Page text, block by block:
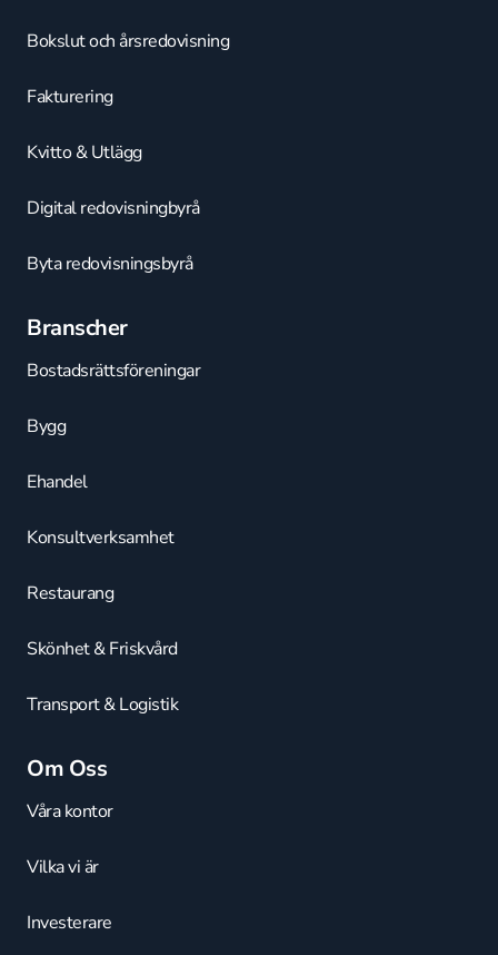
Bokslut och årsredovisning
Fakturering
Kvitto & Utlägg
Digital redovisningbyrå
Byta redovisningsbyrå
Branscher
Bostadsrättsföreningar
Bygg
Ehandel
Konsultverksamhet
Restaurang
Skönhet & Friskvård
Transport & Logistik
Om Oss
Våra kontor
Vilka vi är
Investerare